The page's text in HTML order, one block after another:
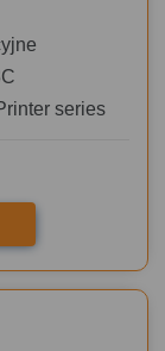
series